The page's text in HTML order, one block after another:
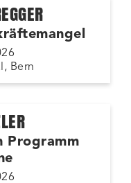
Bern
Programm